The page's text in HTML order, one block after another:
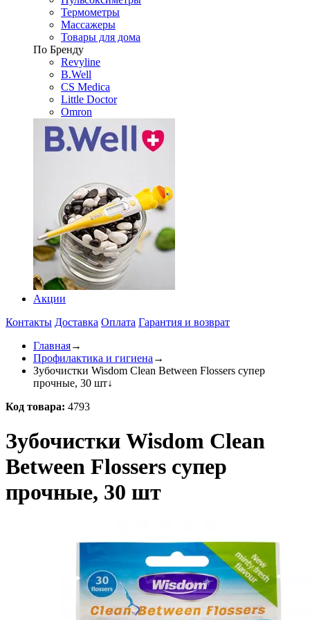
Термометры
Массажеры
Товары для дома
По Бренду
Revyline
B.Well
CS Medica
Little Doctor
Omron
Акции
Контакты Доставка Оплата Гарантия и возврат
Главная→
Профилактика и гигиена →
Зубочистки Wisdom Clean Between Flossers супер
прочные, 30 шт↓
Код товара: 4793
Зубочистки Wisdom Clean
Between Flossers супер
прочные, 30 шт